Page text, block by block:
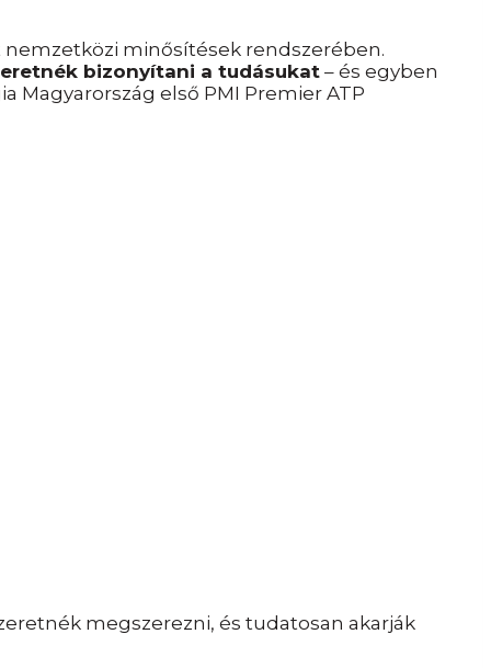
nemzetközi minősítések rendszerében.
bizonyítani a tudásukat – és egyben
Magyarország első PMI Premier ATP
megszerezni, és tudatosan akarják